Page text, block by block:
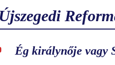
Ég királynője vagy